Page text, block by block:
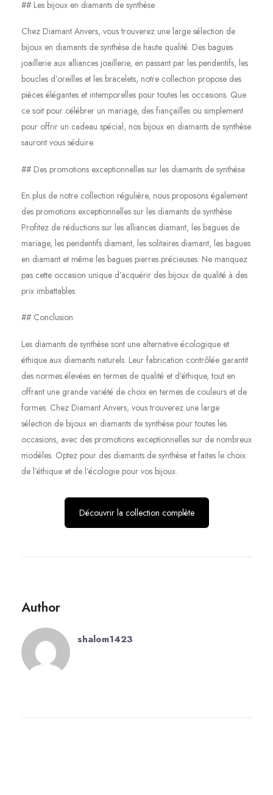
## Les bijoux en diamants de synthèse
Chez Diamant Anvers, vous trouverez une large sélection de
bijoux en diamants de synthèse de haute qualité. Des bagues
joaillerie aux alliances joaillerie, en passant par les pendentifs, les
boucles d’oreilles et les bracelets, notre collection propose des
pièces élégantes et intemporelles pour toutes les occasions. Que
ce soit pour célébrer un mariage, des fiançailles ou simplement
pour offrir un cadeau spécial, nos bijoux en diamants de synthèse
sauront vous séduire.
## Des promotions exceptionnelles sur les diamants de synthèse
En plus de notre collection régulière, nous proposons également
des promotions exceptionnelles sur les diamants de synthèse.
Profitez de réductions sur les alliances diamant, les bagues de
mariage, les pendentifs diamant, les solitaires diamant, les bagues
en diamant et même les bagues pierres précieuses. Ne manquez
pas cette occasion unique d’acquérir des bijoux de qualité à des
prix imbattables.
## Conclusion
Les diamants de synthèse sont une alternative écologique et
éthique aux diamants naturels. Leur fabrication contrôlée garantit
des normes élevées en termes de qualité et d’éthique, tout en
offrant une grande variété de choix en termes de couleurs et de
formes. Chez Diamant Anvers, vous trouverez une large
sélection de bijoux en diamants de synthèse pour toutes les
occasions, avec des promotions exceptionnelles sur de nombreux
modèles. Optez pour des diamants de synthèse et faites le choix
de l’éthique et de l’écologie pour vos bijoux.
Découvrir la collection complète
Author
shalom1423